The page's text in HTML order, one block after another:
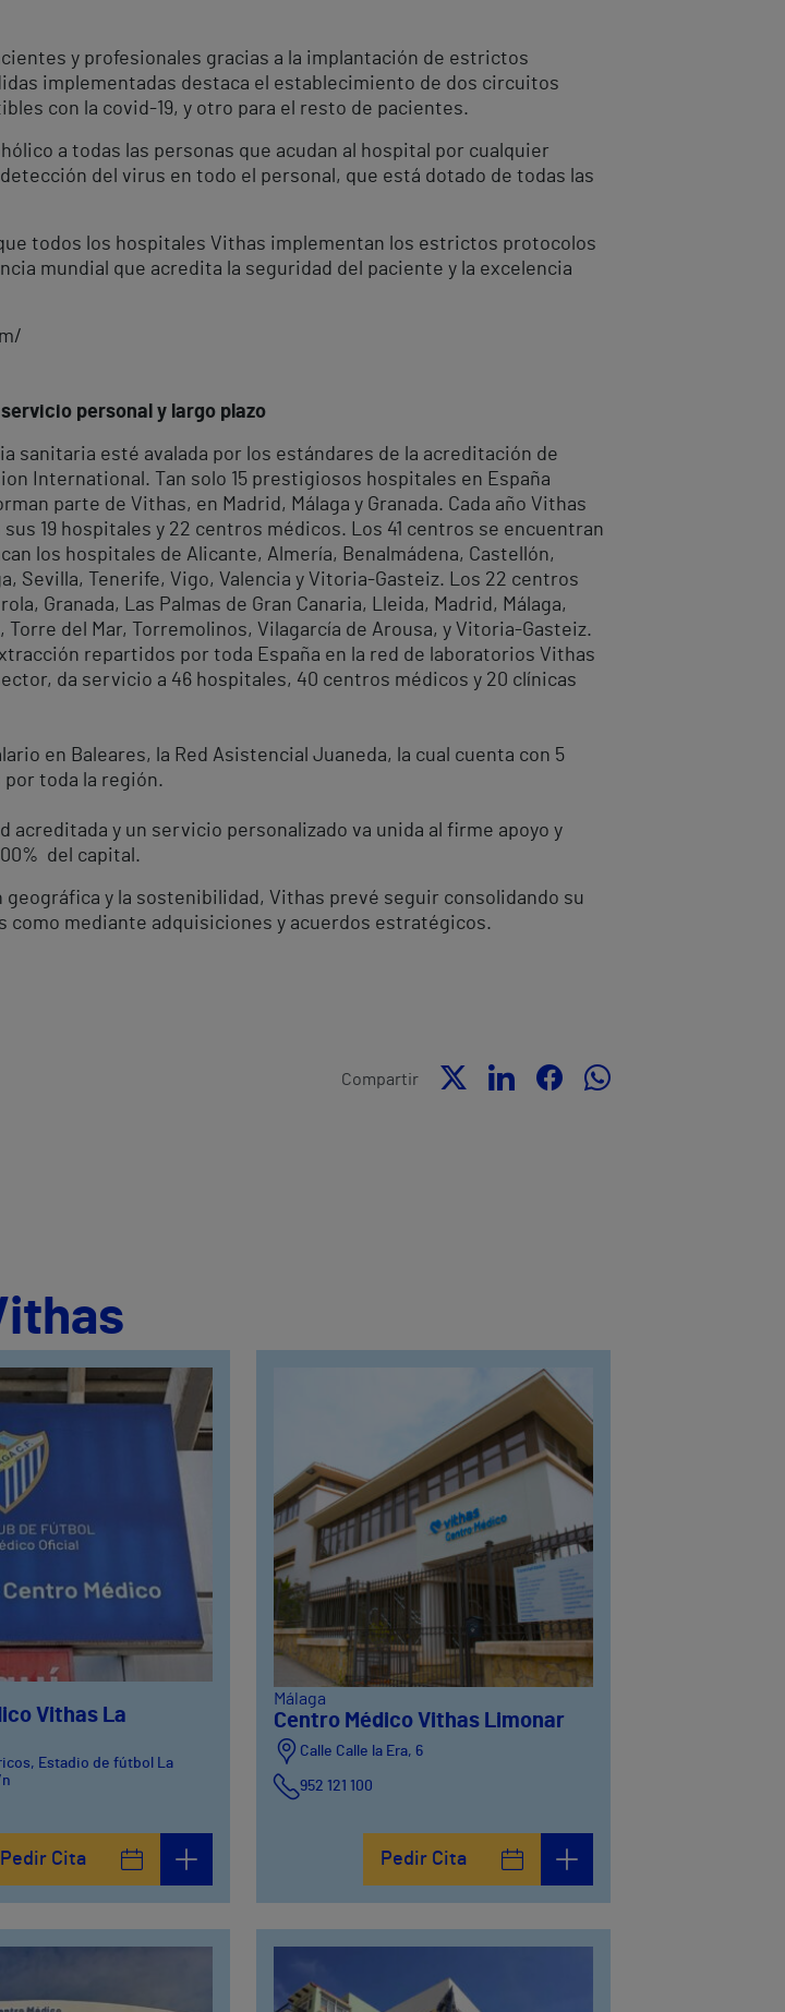
y profesionales gracias a la implantación de estrictos
implementadas destaca el establecimiento de dos circuitos
con la covid-19, y otro para el resto de pacientes.
a todas las personas que acudan al hospital por cualquier
del virus en todo el personal, que está dotado de todas las
todos los hospitales Vithas implementan los estrictos protocolos
mundial que acredita la seguridad del paciente y la excelencia
personal y largo plazo
sanitaria esté avalada por los estándares de la acreditación de
International. Tan solo 15 prestigiosos hospitales en España
parte de Vithas, en Madrid, Málaga y Granada. Cada año Vithas
19 hospitales y 22 centros médicos. Los 41 centros se encuentran
los hospitales de Alicante, Almería, Benalmádena, Castellón,
Sevilla, Tenerife, Vigo, Valencia y Vitoria-Gasteiz. Los 22 centros
Granada, Las Palmas de Gran Canaria, Lleida, Madrid, Málaga,
del Mar, Torremolinos, Vilagarcía de Arousa, y Vitoria-Gasteiz.
repartidos por toda España en la red de laboratorios Vithas
da servicio a 46 hospitales, 40 centros médicos y 20 clínicas
en Baleares, la Red Asistencial Juaneda, la cual cuenta con 5
toda la región.
acreditada y un servicio personalizado va unida al firme apoyo y
del capital.
y la sostenibilidad, Vithas prevé seguir consolidando su
mediante adquisiciones y acuerdos estratégicos.
Compartir
Vithas La
Estadio de fútbol La
Pedir Cita
Málaga
Centro Médico Vithas Limonar
Calle Calle la Era, 6
952 121 100
Pedir Cita